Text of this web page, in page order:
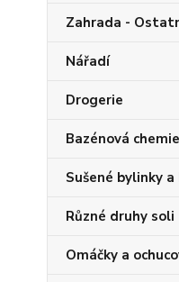
Zahrada -
Nářadí
Drogerie
Bazénová chemie
Sušené bylinky
Různé druhy soli
Omáčky a